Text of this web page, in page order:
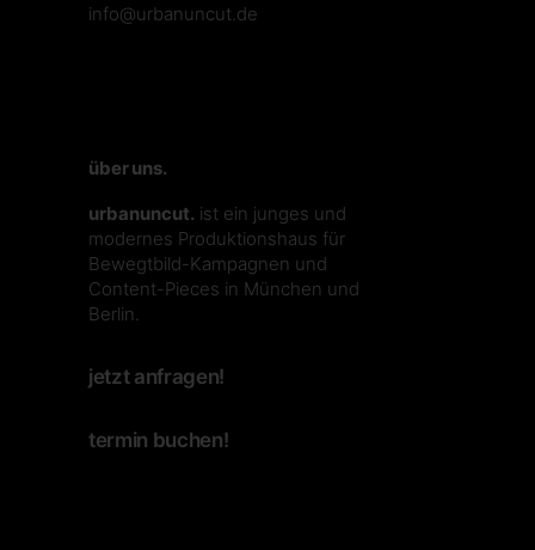
info@urbanuncut.de
über uns.
urbanuncut. ist ein junges und
modernes Produktionshaus für
Bewegtbild-Kampagnen und
Content-Pieces in München und
Berlin.
jetzt anfragen!
termin buchen!